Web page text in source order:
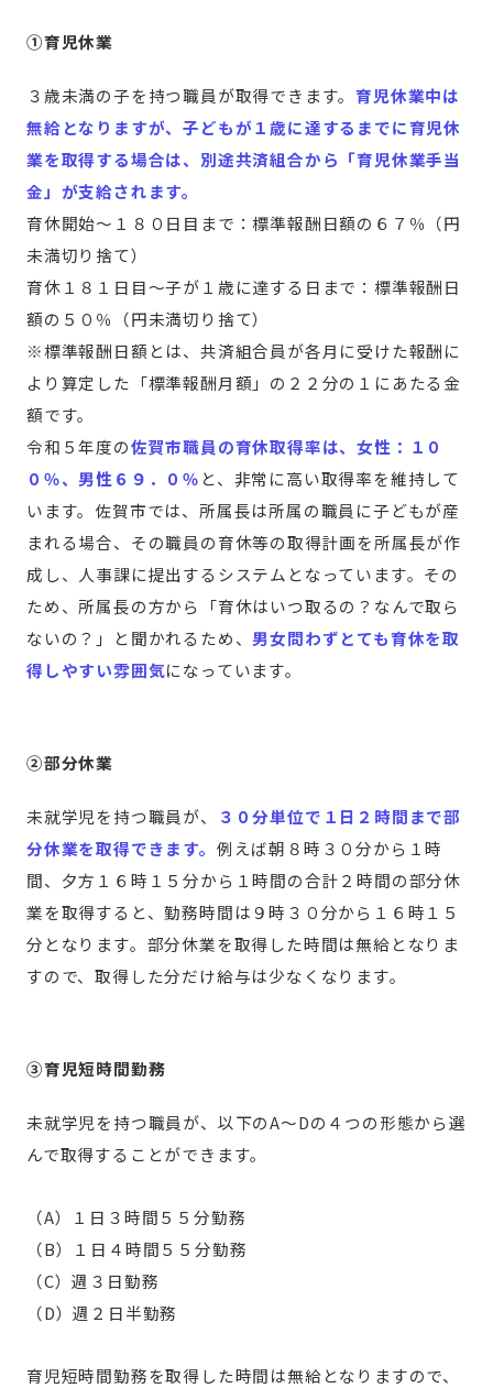
①育児休業
３歳未満の子を持つ職員が取得できます。育児休業中は
無給となりますが、子どもが１歳に達するまでに育児休
業を取得する場合は、別途共済組合から「育児休業手当
金」が支給されます。
育休開始～１８０日目まで：標準報酬日額の６７％（円
未満切り捨て）
育休１８１日目～子が１歳に達する日まで：標準報酬日
額の５０％（円未満切り捨て）
※標準報酬日額とは、共済組合員が各月に受けた報酬に
より算定した「標準報酬月額」の２２分の１にあたる金
額です。
令和５年度の佐賀市職員の育休取得率は、女性：１０
０％、男性６９．０％ と、非常に高い取得率を維持して
います。佐賀市では、所属長は所属の職員に子どもが産
まれる場合、その職員の育休等の取得計画を所属長が作
成し、人事課に提出するシステムとなっています。その
ため、所属長の方から「育休はいつ取るの？なんで取ら
ないの？」と聞かれるため、 男女問わずとても育休を取
得しやすい雰囲気になっています。
②部分休業
未就学児を持つ職員が、
３０分単位で１日２時間まで部
分休業を取得できます。 例えば朝８時３０分から１時
間、夕方１６時１５分から１時間の合計２時間の部分休
業を取得すると、勤務時間は９時３０分から１６時１５
分となります。部分休業を取得した時間は無給となりま
すので、取得した分だけ給与は少なくなります。
③育児短時間勤務
未就学児を持つ職員が、以下のA～Dの４つの形態から選
んで取得することができます。
（A）１日３時間５５分勤務
（B）１日４時間５５分勤務
（C）週３日勤務
（D）週２日半勤務
育児短時間勤務を取得した時間は無給となりますので、